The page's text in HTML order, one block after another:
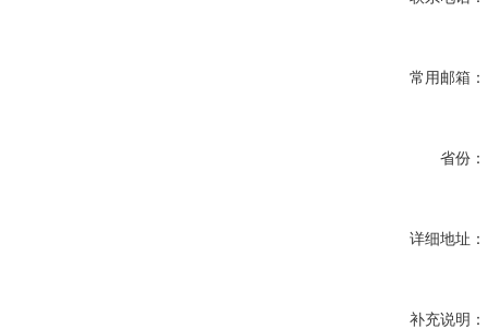
常用邮箱：
省份：
详细地址：
补充说明：